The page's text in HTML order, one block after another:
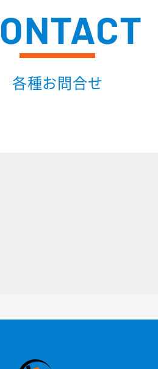
ONTACT
各種お問合せ